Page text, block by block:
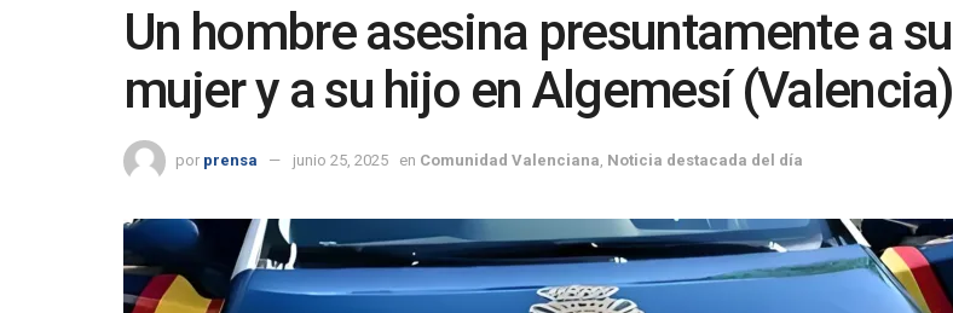
Un hombre asesina presuntamente a su
mujer y a su hijo en Algemesí (Valencia)
por prensa junio 25, 2025 en Comunidad Valenciana Noticia destacada del día